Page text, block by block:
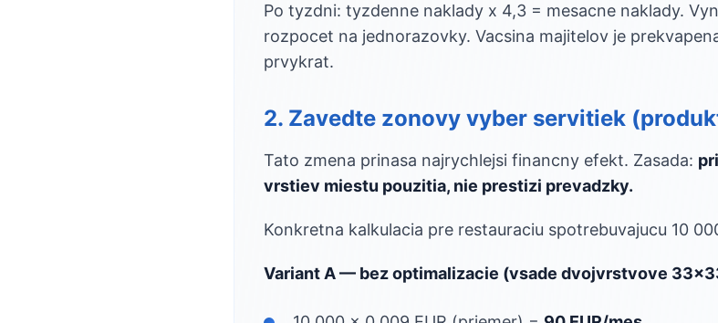
Po tyzdni: tyzdenne naklady x 4,3 = mesacne naklady.
rozpocet na jednorazovky. Vacsina majitelov je
prvykrat.
2. Zavedte zonovy vyber servitiek
Tato zmena prinasa najrychlejsi financny efekt. Zasada:
vrstiev miestu pouzitia, nie prestizi prevadzky.
Konkretna kalkulacia pre restauraciu spotrebuvajucu 10
Variant A — bez optimalizacie (vsade dvojvrstvove